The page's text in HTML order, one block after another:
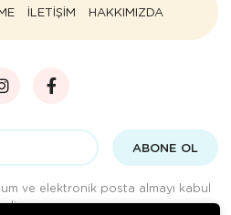
İLETİŞİM HAKKIMIZDA
ABONE OL
ve elektronik posta almayı kabul